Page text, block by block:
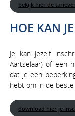
bekijk hier de
HOE KAN
Je kan jezelf
Aartselaar) of een
dat je een
hebt om in de
download hier je